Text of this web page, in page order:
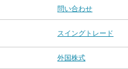
問い合わせ
スイングトレード
外国株式